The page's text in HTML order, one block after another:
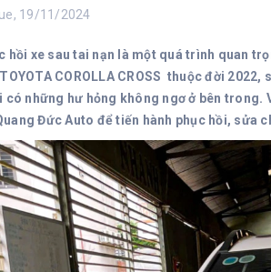
19/11/2024
hồi xe sau tai nạn là một quá trình quan
COROLLA CROSS thuộc đời
có những hư hỏng không ngơ ở bên trong.
Đức Auto để tiến hành phục hồi, sửa